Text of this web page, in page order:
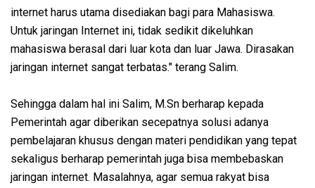
internet harus utama disediakan bagi para Mahasiswa.
Untuk jaringan Internet ini, tidak sedikit dikeluhkan
mahasiswa berasal dari luar kota dan luar Jawa. Dirasakan
jaringan internet sangat terbatas." terang Salim.
Sehingga dalam hal ini Salim, M.Sn berharap kepada
Pemerintah agar diberikan secepatnya solusi adanya
pembelajaran khusus dengan materi pendidikan yang tepat
sekaligus berharap pemerintah juga bisa membebaskan
jaringan internet. Masalahnya, agar semua rakyat bisa